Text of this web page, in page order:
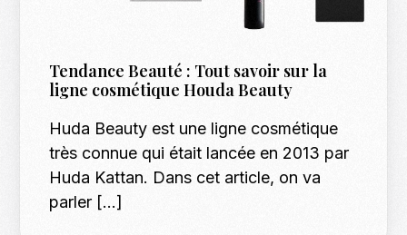
Tendance Beauté : Tout savoir sur la
ligne cosmétique Houda Beauty
Huda Beauty est une ligne cosmétique
très connue qui était lancée en 2013 par
Huda Kattan. Dans cet article, on va
parler […]